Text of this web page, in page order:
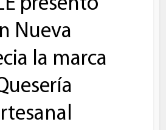
presentó
Nueva
la marca